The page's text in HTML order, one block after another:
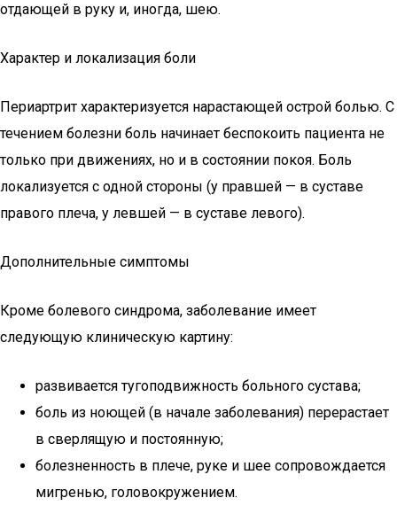
отдающей в руку и, иногда, шею.
Характер и локализация боли
Периартрит характеризуется нарастающей острой болью. С
течением болезни боль начинает беспокоить пациента не
только при движениях, но и в состоянии покоя. Боль
локализуется с одной стороны (у правшей — в суставе
правого плеча, у левшей — в суставе левого).
Дополнительные симптомы
Кроме болевого синдрома, заболевание имеет
следующую клиническую картину:
развивается тугоподвижность больного сустава;
боль из ноющей (в начале заболевания) перерастает
в сверлящую и постоянную;
болезненность в плече, руке и шее сопровождается
мигренью, головокружением.